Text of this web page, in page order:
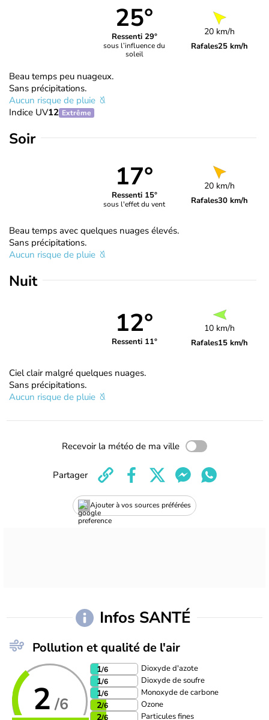
25°
Ressenti 29°
sous l’influence du
soleil
20 km/h
Rafales25 km/h
Beau temps peu nuageux.
Sans précipitations.
Aucun risque de pluie
Indice UV12 Extrême
Soir
17°
Ressenti 15°
sous l'effet du vent
20 km/h
Rafales30 km/h
Beau temps avec quelques nuages élevés.
Sans précipitations.
Aucun risque de pluie
Nuit
12°
Ressenti 11°
10 km/h
Rafales15 km/h
Ciel clair malgré quelques nuages.
Sans précipitations.
Aucun risque de pluie
Recevoir la météo de ma ville
Ajouter à vos sources préférées
Partager
Infos SANTÉ
Pollution et qualité de l'air
2 /6
1/6 Dioxyde d'azote
1/6 Dioxyde de soufre
1/6 Monoxyde de carbone
2/6 Ozone
2/6 Particules fines